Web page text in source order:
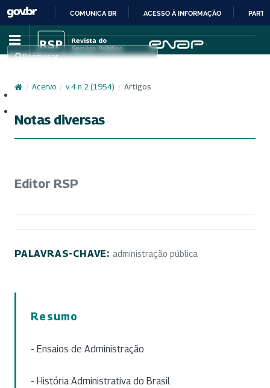
IR
PARA
CONTEÚDO
COMUNICA BR ACESSO À INFORMAÇÃO
Pesquisar
/ Acervo / v. 4 n. 2 (1954) / Artigos
Notas diversas
Editor RSP
PALAVRAS-CHAVE: administração pública
Resumo
- Ensaios de Administração
- História Administrativa do Brasil